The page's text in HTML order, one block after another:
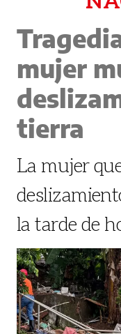
mujer
tierra
La mujer
la tarde de